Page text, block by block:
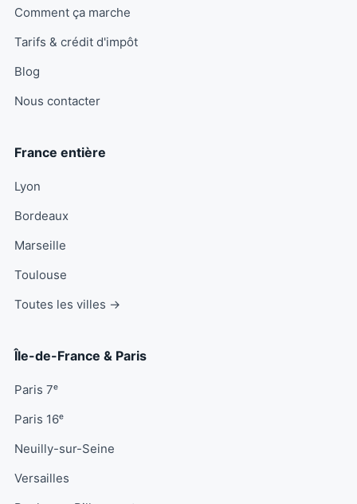
Comment ça marche
Tarifs & crédit d'impôt
Blog
Nous contacter
France entière
Lyon
Bordeaux
Marseille
Toulouse
Toutes les villes →
Île-de-France & Paris
Paris 7ᵉ
Paris 16ᵉ
Neuilly-sur-Seine
Versailles